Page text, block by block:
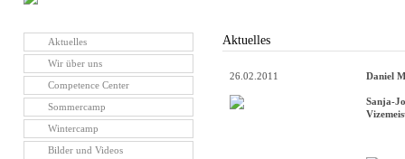
Aktuelles
Wir über uns
Competence Center
Sommercamp
Wintercamp
Bilder und Videos
Aktuelles
26.02.2011 Daniel
Sanja-